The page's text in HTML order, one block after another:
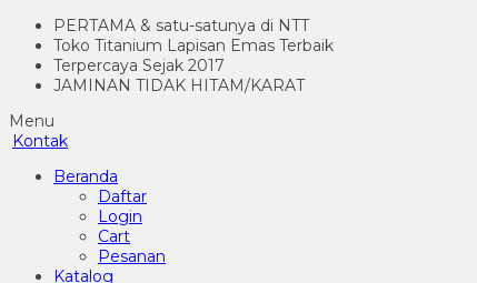
PERTAMA & satu-satunya di NTT
Toko Titanium Lapisan Emas Terbaik
Terpercaya Sejak 2017
JAMINAN TIDAK HITAM/KARAT
Menu
Kontak
Beranda
Daftar
Login
Cart
Pesanan
Katalog